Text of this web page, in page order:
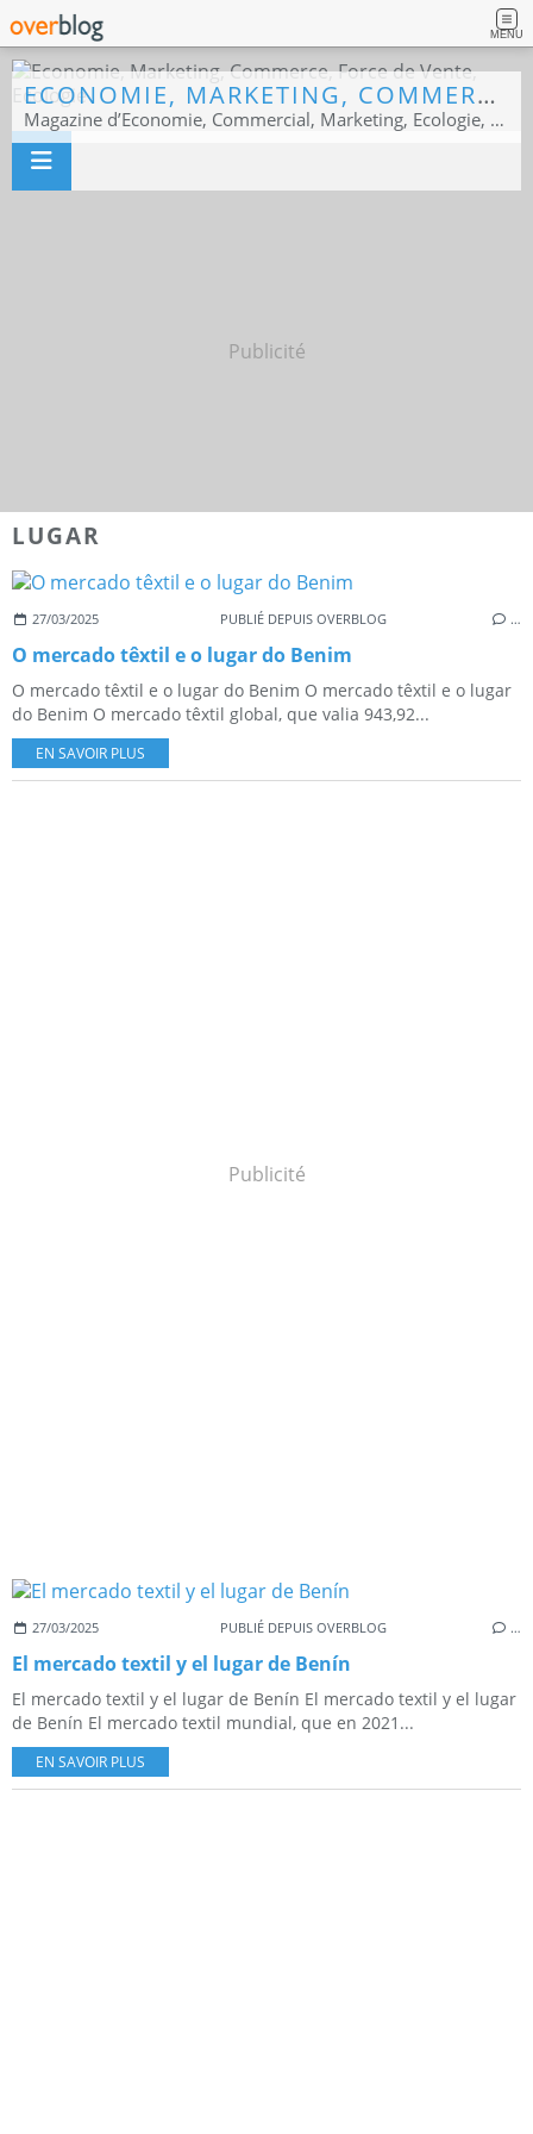
MENU
ECONOMIE, MARKETING, COMMERCE, FORCE DE VENTE, ECOLOGIE
Magazine d’Economie, Commercial, Marketing, Ecologie, Sport business
Publicité
LUGAR
27/03/2025 PUBLIÉ DEPUIS OVERBLOG …
O mercado têxtil e o lugar do Benim
O mercado têxtil e o lugar do Benim O mercado têxtil e o lugar
do Benim O mercado têxtil global, que valia 943,92...
EN SAVOIR PLUS
Publicité
27/03/2025 PUBLIÉ DEPUIS OVERBLOG …
El mercado textil y el lugar de Benín
El mercado textil y el lugar de Benín El mercado textil y el lugar
de Benín El mercado textil mundial, que en 2021...
EN SAVOIR PLUS